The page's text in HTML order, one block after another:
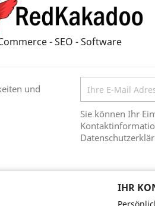
- SEO - Software
und
Sie können Ihr
IHR